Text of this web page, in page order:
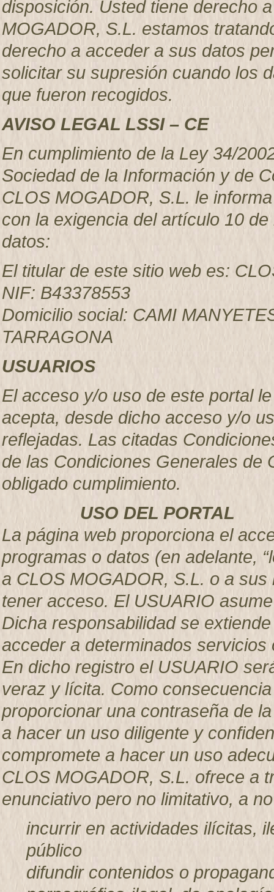
disposición. Usted tiene derecho
MOGADOR, S.L. estamos
derecho a acceder a sus datos
solicitar su supresión cuando los
que fueron recogidos.
AVISO LEGAL LSSI – CE
En cumplimiento de la Ley 34/
Sociedad de la Información y de
CLOS MOGADOR, S.L. le
con la exigencia del artículo 10
datos:
El titular de este sitio web es:
NIF: B43378553
Domicilio social: CAMI
TARRAGONA
USUARIOS
El acceso y/o uso de este portal
acepta, desde dicho acceso y/o
reflejadas. Las citadas
de las Condiciones Generales de
obligado cumplimiento.
USO DEL PORTAL
La página web proporciona el
programas o datos (en adelante,
a CLOS MOGADOR, S.L. o a
tener acceso. El USUARIO
Dicha responsabilidad se
acceder a determinados servicios
En dicho registro el USUARIO
veraz y lícita. Como
proporcionar una contraseña de
a hacer un uso diligente y
compromete a hacer un uso
CLOS MOGADOR, S.L. ofrece a
enunciativo pero no limitativo, a
incurrir en actividades ilícitas,
público
difundir contenidos o